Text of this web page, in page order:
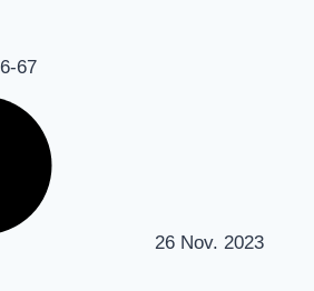
26 Nov. 2023